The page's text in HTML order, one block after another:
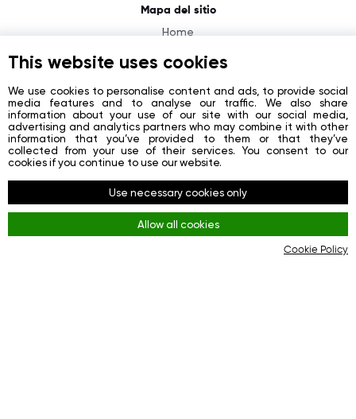
Mapa del sitio
Home
About
Contacts
Registration
Login
Redes sociales
Facebook
This website uses cookies
We use cookies to personalise content and ads, to provide social
media features and to analyse our traffic. We also share
information about your use of our site with our social media,
advertising and analytics partners who may combine it with other
information that you’ve provided to them or that they’ve
collected from your use of their services. You consent to our
cookies if you continue to use our website.
Use necessary cookies only
Allow all cookies
Cookie Policy